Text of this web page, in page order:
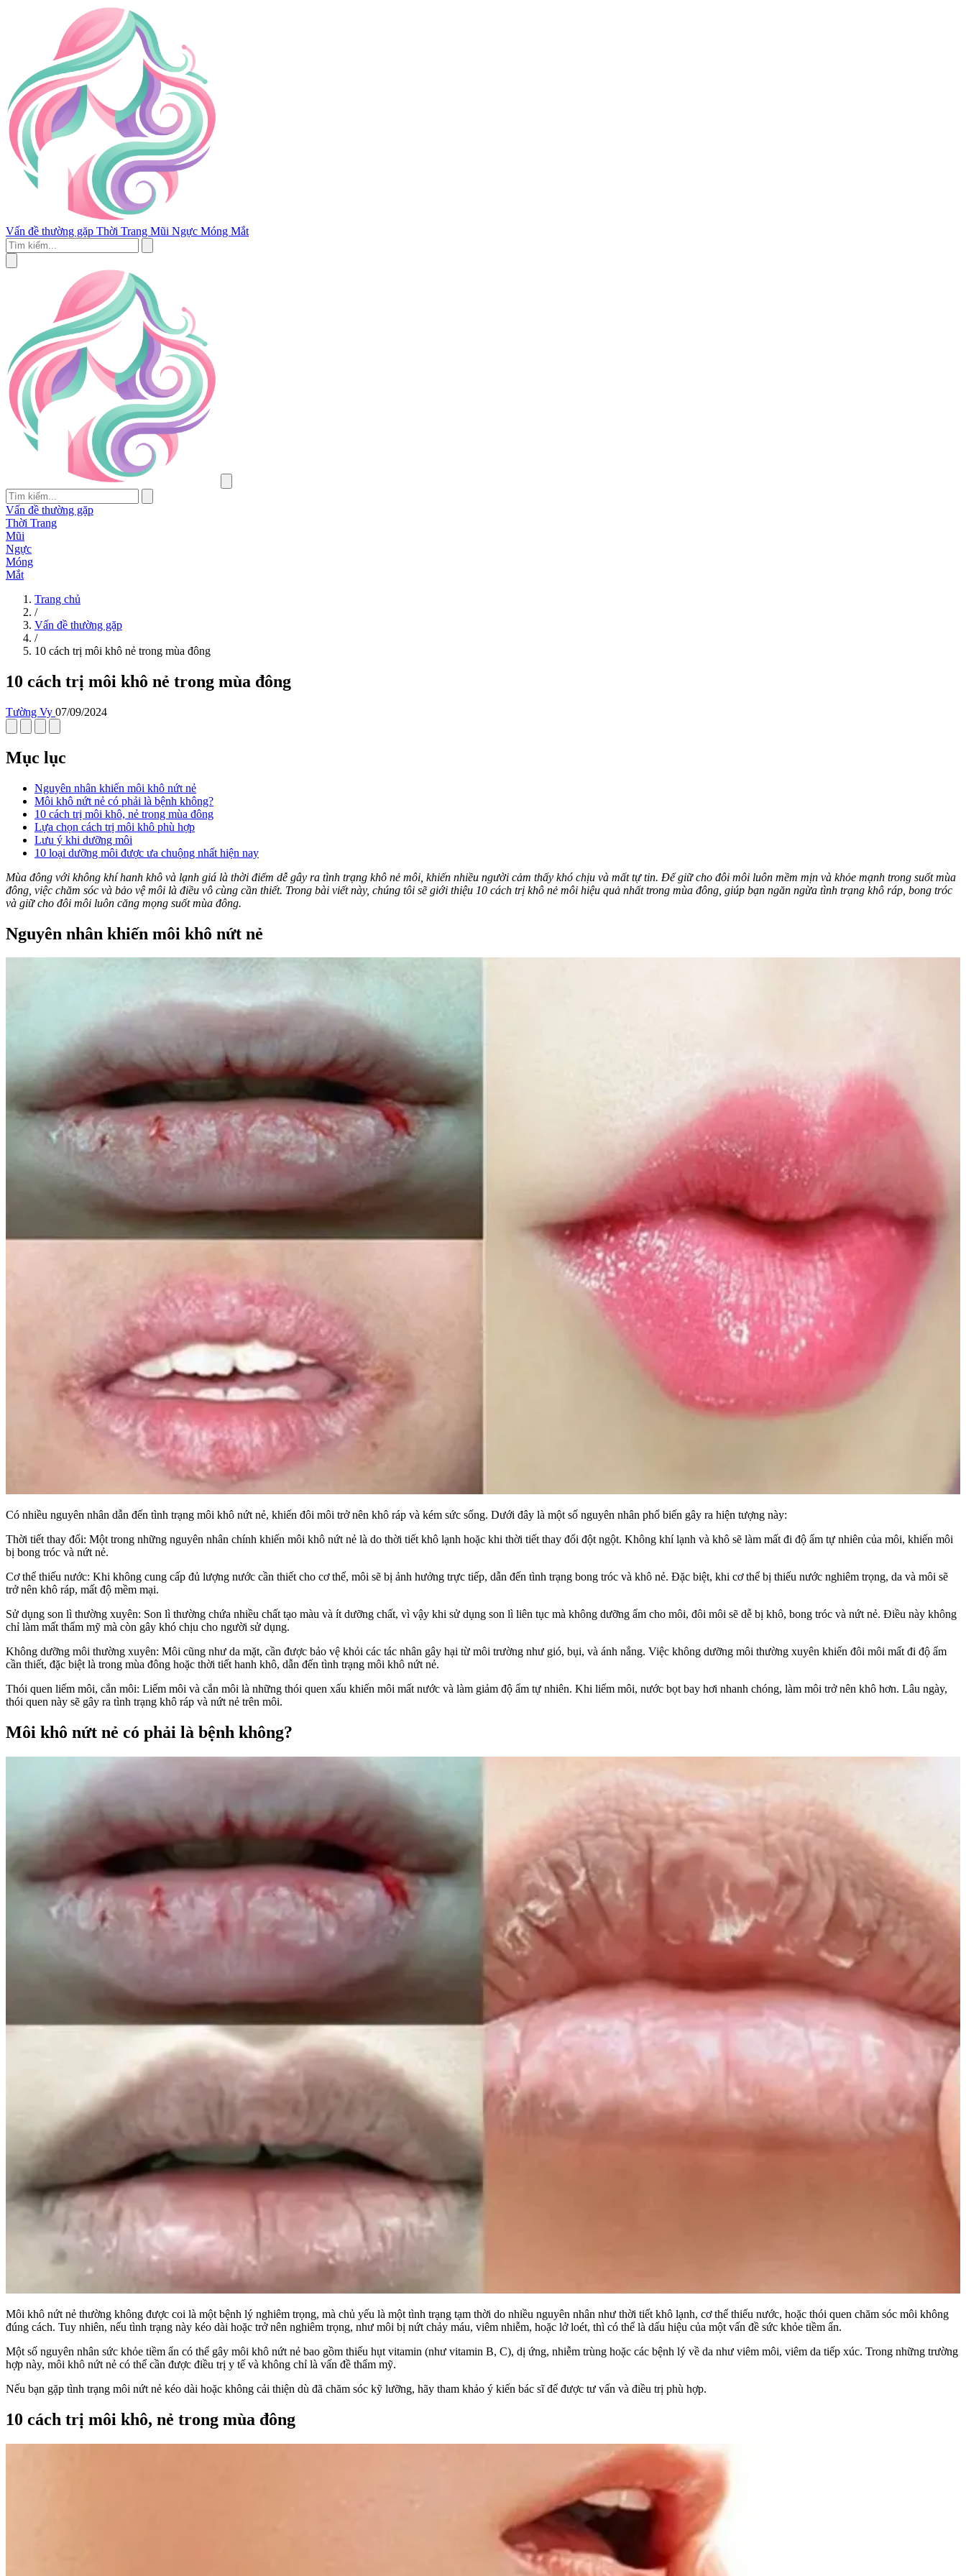
Vấn đề thường gặp Thời Trang Mũi Ngực Móng Mắt
Vấn đề thường gặp
Thời Trang
Mũi
Ngực
Móng
Mắt
Trang chủ
/
Vấn đề thường gặp
/
10 cách trị môi khô nẻ trong mùa đông
10 cách trị môi khô nẻ trong mùa đông
Tường Vy 07/09/2024
Mục lục
Nguyên nhân khiến môi khô nứt nẻ
Môi khô nứt nẻ có phải là bệnh không?
10 cách trị môi khô, nẻ trong mùa đông
Lựa chọn cách trị môi khô phù hợp
Lưu ý khi dưỡng môi
10 loại dưỡng môi được ưa chuộng nhất hiện nay
Mùa đông với không khí hanh khô và lạnh giá là thời điểm dễ gây ra tình trạng khô nẻ môi, khiến nhiều người cảm thấy khó chịu và mất tự tin. Để giữ cho đôi môi luôn mềm mịn và khỏe mạnh trong suốt mùa
đông, việc chăm sóc và bảo vệ môi là điều vô cùng cần thiết. Trong bài viết này, chúng tôi sẽ giới thiệu 10 cách trị khô nẻ môi hiệu quả nhất trong mùa đông, giúp bạn ngăn ngừa tình trạng khô ráp, bong tróc
và giữ cho đôi môi luôn căng mọng suốt mùa đông.
Nguyên nhân khiến môi khô nứt nẻ
Có nhiều nguyên nhân dẫn đến tình trạng môi khô nứt nẻ, khiến đôi môi trở nên khô ráp và kém sức sống. Dưới đây là một số nguyên nhân phổ biến gây ra hiện tượng này:
Thời tiết thay đổi: Một trong những nguyên nhân chính khiến môi khô nứt nẻ là do thời tiết khô lạnh hoặc khi thời tiết thay đổi đột ngột. Không khí lạnh và khô sẽ làm mất đi độ ẩm tự nhiên của môi, khiến môi
bị bong tróc và nứt nẻ.
Cơ thể thiếu nước: Khi không cung cấp đủ lượng nước cần thiết cho cơ thể, môi sẽ bị ảnh hưởng trực tiếp, dẫn đến tình trạng bong tróc và khô nẻ. Đặc biệt, khi cơ thể bị thiếu nước nghiêm trọng, da và môi sẽ
trở nên khô ráp, mất độ mềm mại.
Sử dụng son lì thường xuyên: Son lì thường chứa nhiều chất tạo màu và ít dưỡng chất, vì vậy khi sử dụng son lì liên tục mà không dưỡng ẩm cho môi, đôi môi sẽ dễ bị khô, bong tróc và nứt nẻ. Điều này không
chỉ làm mất thẩm mỹ mà còn gây khó chịu cho người sử dụng.
Không dưỡng môi thường xuyên: Môi cũng như da mặt, cần được bảo vệ khỏi các tác nhân gây hại từ môi trường như gió, bụi, và ánh nắng. Việc không dưỡng môi thường xuyên khiến đôi môi mất đi độ ẩm
cần thiết, đặc biệt là trong mùa đông hoặc thời tiết hanh khô, dẫn đến tình trạng môi khô nứt nẻ.
Thói quen liếm môi, cắn môi: Liếm môi và cắn môi là những thói quen xấu khiến môi mất nước và làm giảm độ ẩm tự nhiên. Khi liếm môi, nước bọt bay hơi nhanh chóng, làm môi trở nên khô hơn. Lâu ngày,
thói quen này sẽ gây ra tình trạng khô ráp và nứt nẻ trên môi.
Môi khô nứt nẻ có phải là bệnh không?
Môi khô nứt nẻ thường không được coi là một bệnh lý nghiêm trọng, mà chủ yếu là một tình trạng tạm thời do nhiều nguyên nhân như thời tiết khô lạnh, cơ thể thiếu nước, hoặc thói quen chăm sóc môi không
đúng cách. Tuy nhiên, nếu tình trạng này kéo dài hoặc trở nên nghiêm trọng, như môi bị nứt chảy máu, viêm nhiễm, hoặc lở loét, thì có thể là dấu hiệu của một vấn đề sức khỏe tiềm ẩn.
Một số nguyên nhân sức khỏe tiềm ẩn có thể gây môi khô nứt nẻ bao gồm thiếu hụt vitamin (như vitamin B, C), dị ứng, nhiễm trùng hoặc các bệnh lý về da như viêm môi, viêm da tiếp xúc. Trong những trường
hợp này, môi khô nứt nẻ có thể cần được điều trị y tế và không chỉ là vấn đề thẩm mỹ.
Nếu bạn gặp tình trạng môi nứt nẻ kéo dài hoặc không cải thiện dù đã chăm sóc kỹ lưỡng, hãy tham khảo ý kiến bác sĩ để được tư vấn và điều trị phù hợp.
10 cách trị môi khô, nẻ trong mùa đông